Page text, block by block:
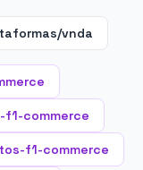
vnda
commerce
f1-commerce